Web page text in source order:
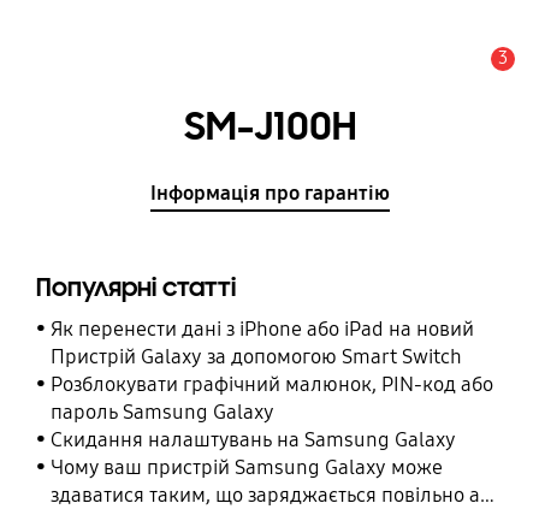
3
SM-J100H
Інформація про гарантію
Популярні статті
Як перенести дані з iPhone або iPad на новий
Пристрій Galaxy за допомогою Smart Switch
Розблокувати графічний малюнок, PIN-код або
пароль Samsung Galaxy
Cкидання налаштувань на Samsung Galaxy
Чому ваш пристрій Samsung Galaxy може
здаватися таким, що заряджається повільно або